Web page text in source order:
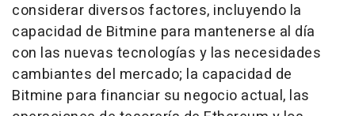
considerar diversos factores, incluyendo la
capacidad de Bitmine para mantenerse al día
con las nuevas tecnologías y las necesidades
cambiantes del mercado; la capacidad de
Bitmine para financiar su negocio actual, las